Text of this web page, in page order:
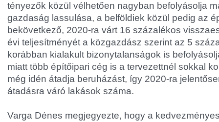
tényezők közül vélhetően nagyban befolyásolja
gazdaság lassulása, a belföldiek közül pedig az
bekövetkező, 2020-ra várt 16 százalékos
évi teljesítményét a közgazdász szerint az 5
korábban kialakult bizonytalanságok is
miatt több építőipari cég is a tervezettnél sokkal
még idén átadja beruházást, így 2020-ra
átadásra váró lakások száma.
Varga Dénes megjegyezte, hogy a